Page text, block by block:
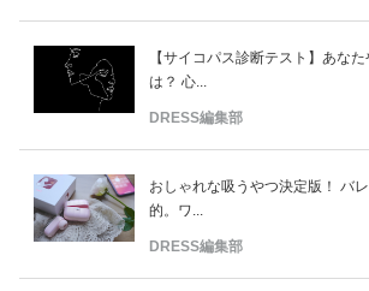
【サイコパス診断テスト】あな
は？ 心...
DRESS編集部
おしゃれな吸うやつ決定版！ バ
的。ワ...
DRESS編集部